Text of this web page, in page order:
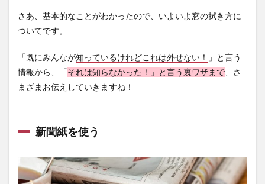
さあ、基本的なことがわかったので、いよいよ窓の拭き方に
ついてです。
「既にみんなが知っているけれどこれは外せない！
」と言う
情報から、「それは知らなかった！」と言う裏ワザまで 、さ
まざまお伝えしていきますね！
新聞紙を使う